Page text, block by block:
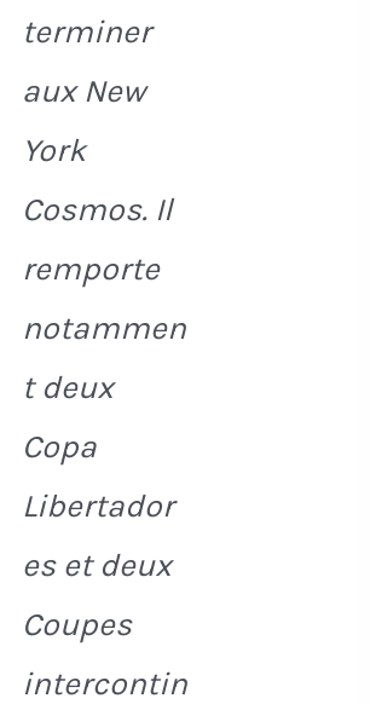
terminer
aux New
York
Cosmos. Il
remporte
notammen
t deux
Copa
Libertador
es et deux
Coupes
intercontin